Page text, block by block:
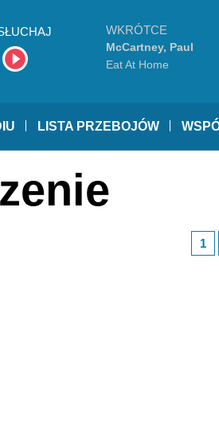
WKRÓTCE
McCartney, Paul
Eat At Home
LISTA PRZEBOJÓW
1